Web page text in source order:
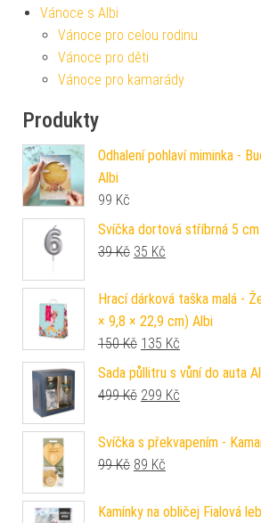
Vánoce s Albi
Vánoce pro celou rodinu
Vánoce pro děti
Vánoce pro kamarády
Produkty
Odhalení pohlaví miminka -
Albi
99 Kč
Svíčka dortová stříbrná 5
39Kč Původní cena byla: 39
35 Kč
Hrací dárková taška malá -
× 9,8 × 22,9 cm) Albi
150Kč Původní cena byla:
135 Kč
Sada půllitru s vůní do auta
499Kč Původní cena byla:
299 Kč
Svíčka s překvapením -
99Kč Původní cena byla: 99
89 Kč
Kamínky na obličej Fialová